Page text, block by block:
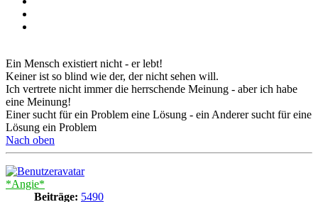
Ein Mensch existiert nicht - er lebt!
Keiner ist so blind wie der, der nicht sehen will.
Ich vertrete nicht immer die herrschende Meinung - aber ich habe
eine Meinung!
Einer sucht für ein Problem eine Lösung - ein Anderer sucht für eine
Lösung ein Problem
Nach oben
*Angie*
Beiträge: 5490